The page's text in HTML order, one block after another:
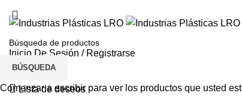
Inicio De Sesión / Registrarse
Lista de deseos
BÚSQUEDA
Comenzar a escribir para ver los productos que usted